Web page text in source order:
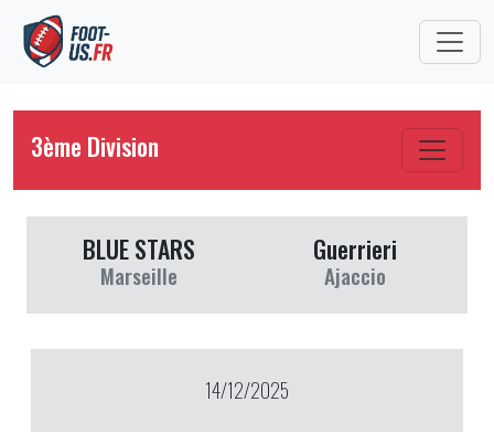
3ème Division
BLUE STARS
Marseille
Guerrieri
Ajaccio
14/12/2025